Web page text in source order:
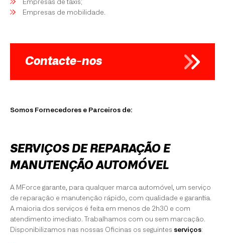
Empresas de táxis;
Empresas de mobilidade.
Contacte-nos
Somos Fornecedores e Parceiros de:
SERVIÇOS DE REPARAÇÃO E
MANUTENÇÃO AUTOMÓVEL
A MForce garante, para qualquer marca automóvel, um serviço
de reparação e manutenção rápido, com qualidade e garantia.
A maioria dos serviços é feita em menos de 2h30 e com
atendimento imediato. Trabalhamos com ou sem marcação.
Disponibilizamos nas nossas Oficinas os seguintes serviços: